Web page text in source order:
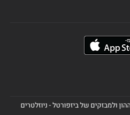
ולמבזקים של ביזפורטל - ניוזלטרים